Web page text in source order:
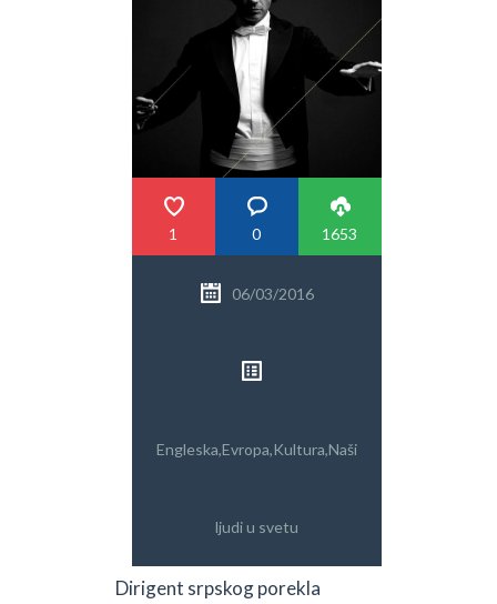
1 0 1653
06/03/2016
Engleska,Evropa,Kultura,Naši
ljudi u svetu
Dirigent srpskog porekla